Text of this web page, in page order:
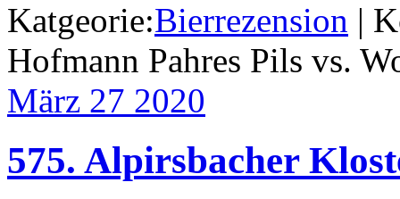
Katgeorie:Bierrezension |
Hofmann Pahres Pils vs.
März 27 2020
575. Alpirsbacher